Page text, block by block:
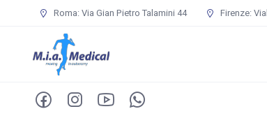
Roma: Via Gian Pietro Talamini 44 Firenze: